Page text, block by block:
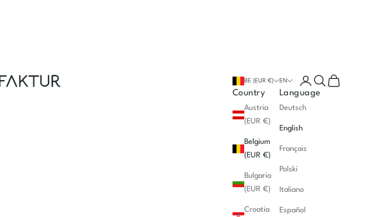
BE (EUR €)
Country
Austria
(EUR €)
Belgium
(EUR €)
Bulgaria
(EUR €)
Croatia
EN
Language
Deutsch
English
Français
Polski
Italiano
Español
Open account
Open search
Open cart